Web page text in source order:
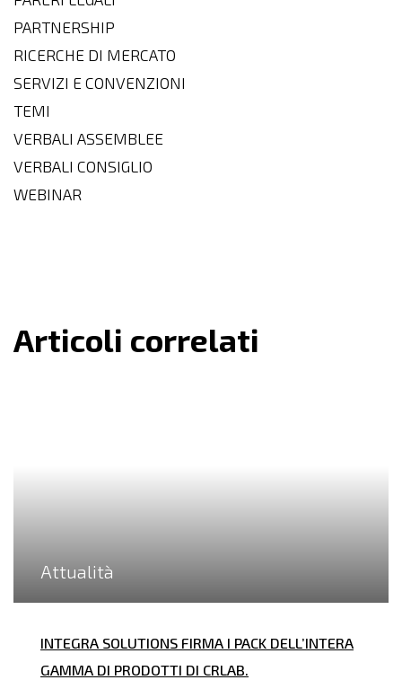
PARTNERSHIP
RICERCHE DI MERCATO
SERVIZI E CONVENZIONI
TEMI
VERBALI ASSEMBLEE
VERBALI CONSIGLIO
WEBINAR
Articoli correlati
Attualità
INTEGRA SOLUTIONS FIRMA I PACK DELL’INTERA
GAMMA DI PRODOTTI DI CRLAB.